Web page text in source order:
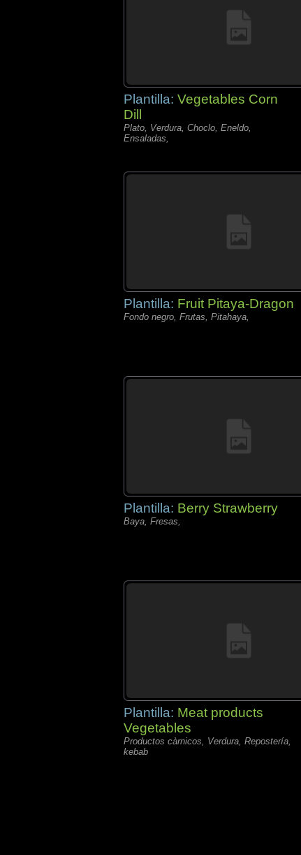
Plantilla: Vegetables Corn
Dill
Plato, Verdura, Choclo, Eneldo,
Ensaladas,
Plantilla: Fruit Pitaya-Dragon
Fondo negro, Frutas, Pitahaya,
Plantilla: Berry Strawberry
Baya, Fresas,
Plantilla: Meat products
Vegetables
Productos càrnicos, Verdura, Repostería,
kebab